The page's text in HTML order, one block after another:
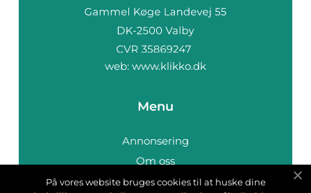
web: www.klikko.dk
Menu
Annonsering
Om oss
Cookies
På vores website bruges cookies til at huske dine